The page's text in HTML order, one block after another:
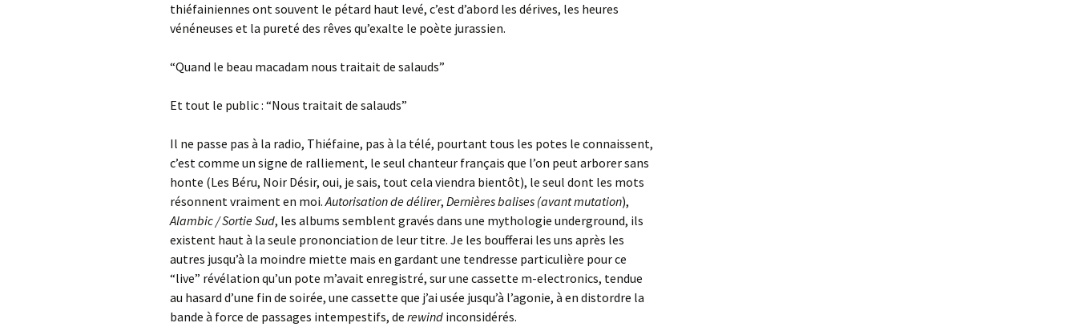
thiéfainiennes ont souvent le pétard haut levé, c’est d’abord les dérives, les heures
vénéneuses et la pureté des rêves qu’exalte le poète jurassien.
“Quand le beau macadam nous traitait de salauds”
Et tout le public : “Nous traitait de salauds”
Il ne passe pas à la radio, Thiéfaine, pas à la télé, pourtant tous les potes le connaissent,
c’est comme un signe de ralliement, le seul chanteur français que l’on peut arborer sans
honte (Les Béru, Noir Désir, oui, je sais, tout cela viendra bientôt), le seul dont les mots
résonnent vraiment en moi.Autorisation de délirer, Dernières balises (avant mutation),
Alambic / Sortie Sud, les albums semblent gravés dans une mythologie underground, ils
existent haut à la seule prononciation de leur titre. Je les boufferai les uns après les
autres jusqu’à la moindre miette mais en gardant une tendresse particulière pour ce
“live” révélation qu’un pote m’avait enregistré, sur une cassette m-electronics, tendue
au hasard d’une fin de soirée, une cassette que j’ai usée jusqu’à l’agonie, à en distordre la
bande à force de passages intempestifs, de rewind inconsidérés.